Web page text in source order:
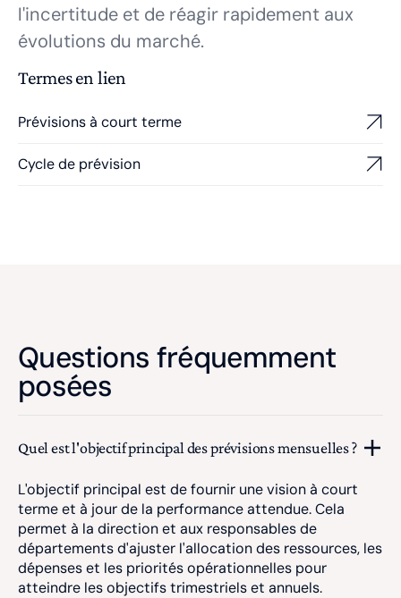
l'incertitude et de réagir rapidement aux
évolutions du marché.
Termes en lien
Prévisions à court terme
Cycle de prévision
Questions fréquemment
posées
Quel est l'objectif principal des prévisions mensuelles ?
L'objectif principal est de fournir une vision à court
terme et à jour de la performance attendue. Cela
permet à la direction et aux responsables de
départements d'ajuster l'allocation des ressources, les
dépenses et les priorités opérationnelles pour
atteindre les objectifs trimestriels et annuels.